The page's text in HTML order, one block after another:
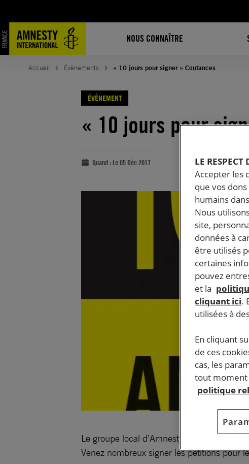
NOUS CONNAÎTRE
Accueil Évènements « 10 jours pour signer » Coutances
ÉVÈNEMENT
« 10 jours pour
Quand : Le 05 Déc 2017
Le groupe local d’Amnesty International
Venez nombreux signer les pétitions pour
LE RESPECT
Accepter les
que vos
humains
Nous
site,
données à
être utilisés
certaines
pouvez
et la
cliquant ici.
utilisées à
En cliquant
de ces
cas, les
tout moment
politique